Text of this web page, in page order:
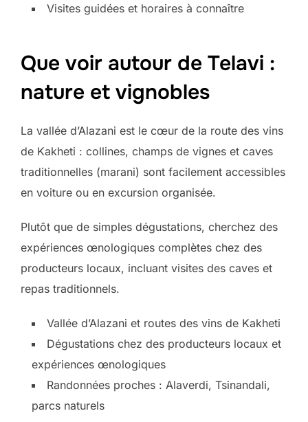
Visites guidées et horaires à connaître
Que voir autour de Telavi :
nature et vignobles
La vallée d’Alazani est le cœur de la route des vins
de Kakheti : collines, champs de vignes et caves
traditionnelles (marani) sont facilement accessibles
en voiture ou en excursion organisée.
Plutôt que de simples dégustations, cherchez des
expériences œnologiques complètes chez des
producteurs locaux, incluant visites des caves et
repas traditionnels.
Vallée d’Alazani et routes des vins de Kakheti
Dégustations chez des producteurs locaux et
expériences œnologiques
Randonnées proches : Alaverdi, Tsinandali,
parcs naturels